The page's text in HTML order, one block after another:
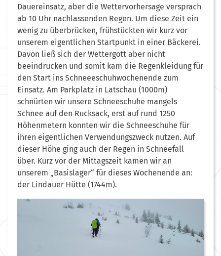
Dauereinsatz, aber die Wettervorhersage versprach
ab 10 Uhr nachlassenden Regen. Um diese Zeit ein
wenig zu überbrücken, frühstückten wir kurz vor
unserem eigentlichen Startpunkt in einer Bäckerei.
Davon ließ sich der Wettergott aber nicht
beeindrucken und somit kam die Regenkleidung für
den Start ins Schneeeschuhwochenende zum
Einsatz. Am Parkplatz in Latschau (1000m)
schnürten wir unsere Schneeschuhe mangels
Schnee auf den Rucksack, erst auf rund 1250
Höhenmetern konnten wir die Schneeschuhe für
ihren eigentlichen Verwendungszweck nutzen. Auf
dieser Höhe ging auch der Regen in Schneefall
über. Kurz vor der Mittagszeit kamen wir an
unserem „Basislager“ für dieses Wochenende an:
der Lindauer Hütte (1744m).